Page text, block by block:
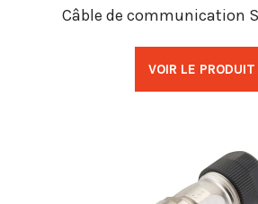
Câble de communication
VOIR LE PRODUIT